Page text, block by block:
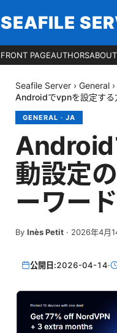
SEAFILE
FRONT PAGEAUTHORS
Seafile Server › General ›
Androidでvpnを設定する
GENERAL · JA
Android
動設定
ーワー
By Inès Petit · 2026年4月
公開日:2026-04-14·